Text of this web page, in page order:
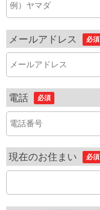
メールアドレス 必須
電話 必須
現在のお住まい 必須